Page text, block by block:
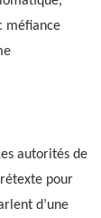
méfiance
autorités de
pour
d’une